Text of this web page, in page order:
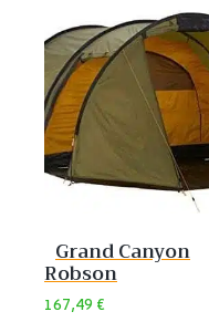
Grand Canyon
Robson
167,49€